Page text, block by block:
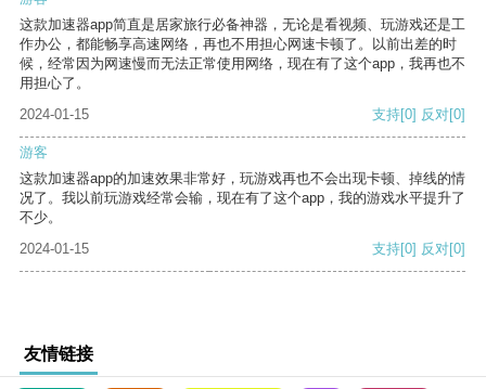
这款加速器app简直是居家旅行必备神器，无论是看视频、玩游戏还是工
作办公，都能畅享高速网络，再也不用担心网速卡顿了。以前出差的时
候，经常因为网速慢而无法正常使用网络，现在有了这个app，我再也不
用担心了。
2024-01-15
支持[0] 反对[0]
游客
这款加速器app的加速效果非常好，玩游戏再也不会出现卡顿、掉线的情
况了。我以前玩游戏经常会输，现在有了这个app，我的游戏水平提升了
不少。
2024-01-15
支持[0] 反对[0]
友情链接